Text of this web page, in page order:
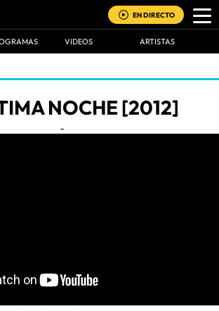
EN DIRECTO
VIDEOS ARTISTAS
NOCHE [2012]
-